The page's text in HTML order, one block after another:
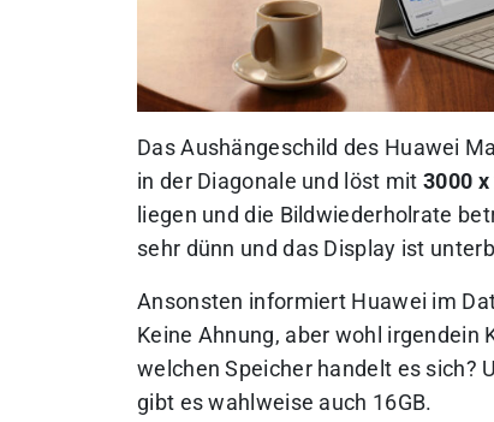
Das Aushängeschild des Huawei
in der Diagonale und löst mit3000 x
liegen und die Bildwiederholrate
sehr dünn und das Display ist
Ansonsten informiert Huawei im
Keine Ahnung, aber wohl irgendein
welchen Speicher handelt es sich?
gibt es wahlweise auch 16GB.